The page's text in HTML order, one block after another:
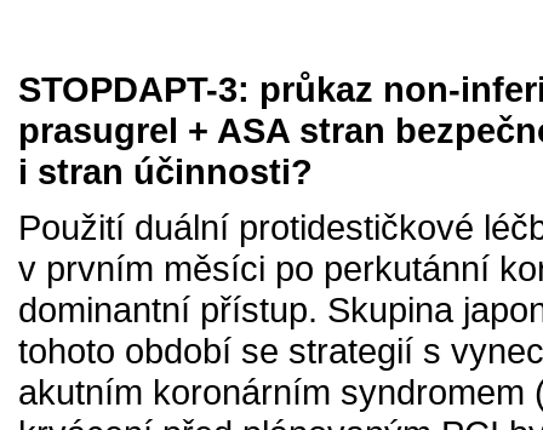
STOPDAPT-3: průkaz non-
prasugrel + ASA stran
i stran účinnosti?
Použití duální protidestičkové
v prvním měsíci po perkutánní
dominantní přístup. Skupina
tohoto období se strategií s
akutním koronárním